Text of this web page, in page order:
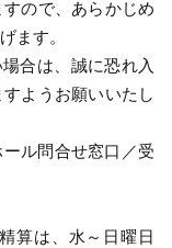
ので、あらかじめ
ます。
合は、誠に恐れ入
ようお願いいたし
ル問合せ窓口／受
算は、水～日曜日